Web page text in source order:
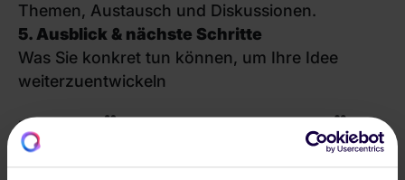
Themen, Austausch und Diskussionen.
5. Ausblick & nächste Schritte
Was Sie konkret tun können, um Ihre Idee
weiterzuentwickeln
HIER KÖNNEN SIE SICH FÜR
DAS EVENT ANMELDEN: